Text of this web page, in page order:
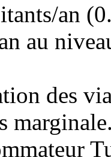
an
au
des